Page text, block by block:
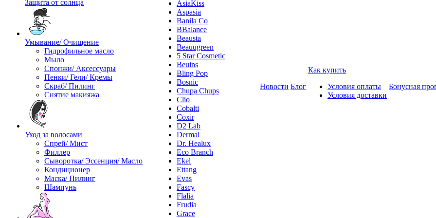
Защита от солнца
Умывание/ Очищение
Гидрофильное масло
Мыло
Спонжи/ Аксессуары
Пенки/ Гели/ Кремы
Скраб/ Пилинг
Снятие макияжа
Уход за волосами
Спрей/ Мист
Филлер
Сыворотка/ Эссенция/ Масло
Кондиционер
Маска/ Пилинг
Шампунь
AsiaKiss
Aspasia
Banila Co
BBalance
Beausta
Beauugreen
5 Star Cosmetic
Beuins
Bling Pop
Bosnic
Chupa Chups
Clio
Cobalti
Coxir
D2 Lab
Dermal
Dr. Healux
Eco Branch
Ekel
Ettang
Evas
Fascy
Flalia
Frudia
Grace
Новости Блог
Как купить
Условия оплаты
Условия доставки
Бонусная